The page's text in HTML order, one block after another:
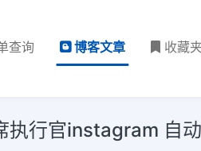
查询 博客文章 收藏夹
执行官instagram 自